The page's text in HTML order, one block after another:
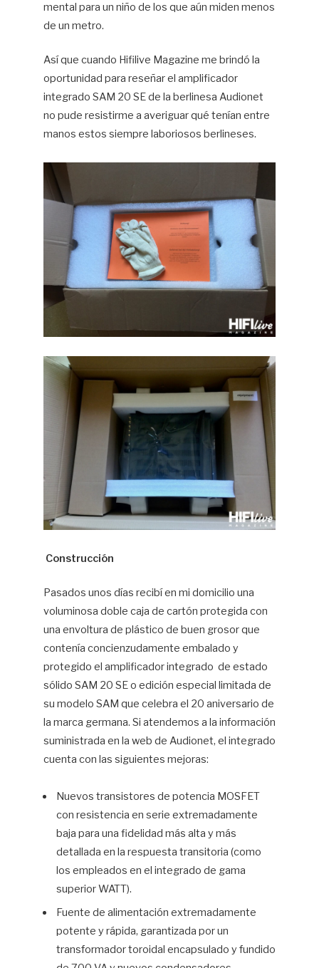
mental para un niño de los que aún miden menos
de un metro.
Así que cuando Hifilive Magazine me brindó la
oportunidad para reseñar el amplificador
integrado SAM 20 SE de la berlinesa Audionet
no pude resistirme a averiguar qué tenían entre
manos estos siempre laboriosos berlineses.
Construcción
Pasados unos días recibí en mi domicilio una
voluminosa doble caja de cartón protegida con
una envoltura de plástico de buen grosor que
contenía concienzudamente embalado y
protegido el amplificador integrado de estado
sólido SAM 20 SE o edición especial limitada de
su modelo SAM que celebra el 20 aniversario de
la marca germana. Si atendemos a la información
suministrada en la web de Audionet, el integrado
cuenta con las siguientes mejoras:
Nuevos transistores de potencia MOSFET
con resistencia en serie extremadamente
baja para una fidelidad más alta y más
detallada en la respuesta transitoria (como
los empleados en el integrado de gama
superior WATT).
Fuente de alimentación extremadamente
potente y rápida, garantizada por un
transformador toroidal encapsulado y fundido